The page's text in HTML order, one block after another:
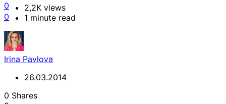
0
0
2,2K views
1 minute read
Irina Pavlova
26.03.2014
0 Shares